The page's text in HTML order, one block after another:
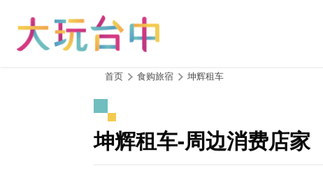
首页 食购旅宿 坤辉租车
坤辉租车-周边消费店家